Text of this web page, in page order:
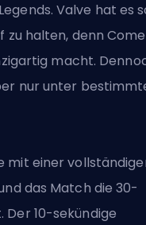
Valve hat es
zu halten, denn
macht.
nur unter
mit einer
das Match die 30-
10-sekündige